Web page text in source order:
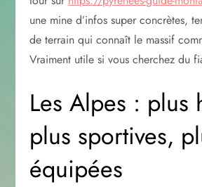
une mine d’infos super concrètes,
de terrain qui connaît le massif
Vraiment utile si vous cherchez du
Les Alpes : plus
plus sportives,
équipées